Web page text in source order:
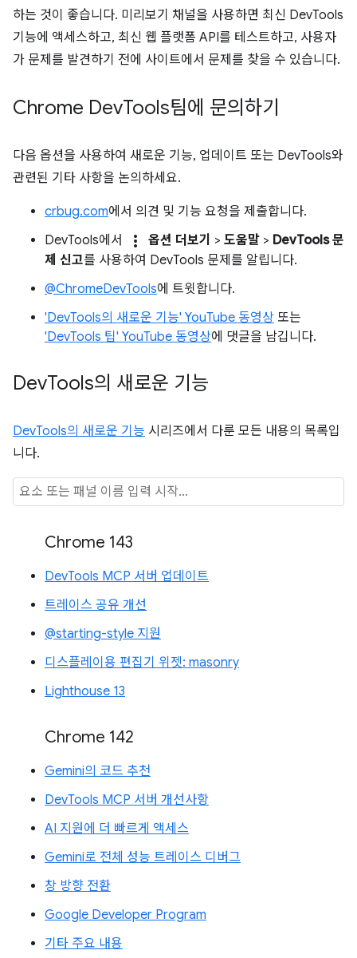
하는 것이 좋습니다. 미리보기 채널을 사용하면 최신 DevTools
기능에 액세스하고, 최신 웹 플랫폼 API를 테스트하고, 사용자
가 문제를 발견하기 전에 사이트에서 문제를 찾을 수 있습니다.
Chrome DevTools팀에 문의하기
다음 옵션을 사용하여 새로운 기능, 업데이트 또는 DevTools와
관련된 기타 사항을 논의하세요.
crbug.com에서 의견 및 기능 요청을 제출합니다.
DevTools에서
more_vert 옵션 더보기 > 도움말 > DevTools 문
제 신고를 사용하여 DevTools 문제를 알립니다.
@ChromeDevTools에 트윗합니다.
'DevTools의 새로운 기능' YouTube 동영상 또는
'DevTools 팁' YouTube 동영상에 댓글을 남깁니다.
DevTools의 새로운 기능
DevTools의 새로운 기능 시리즈에서 다룬 모든 내용의 목록입
니다.
Chrome 143
DevTools MCP 서버 업데이트
트레이스 공유 개선
@starting-style 지원
디스플레이용 편집기 위젯: masonry
Lighthouse 13
Chrome 142
Gemini의 코드 추천
DevTools MCP 서버 개선사항
AI 지원에 더 빠르게 액세스
Gemini로 전체 성능 트레이스 디버그
창 방향 전환
Google Developer Program
기타 주요 내용